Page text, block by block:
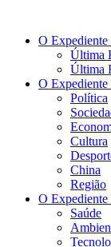
O
Última
Última
O
Política
Cultura
China
Região
O Expediente
Saúde